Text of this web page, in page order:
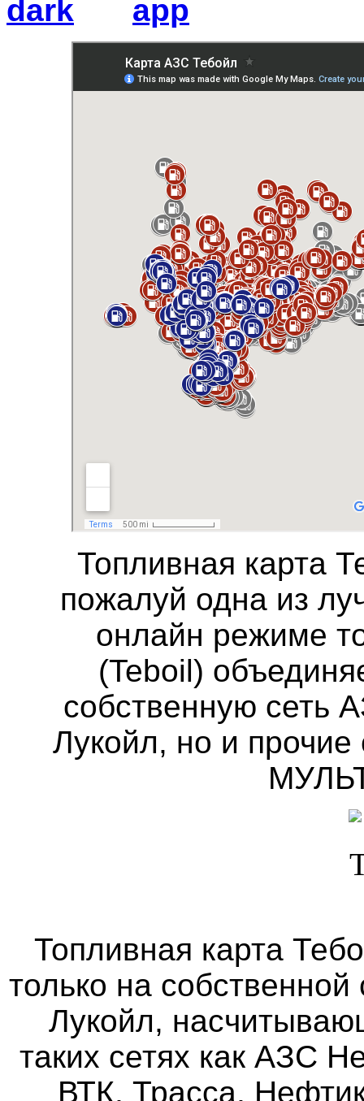
Топливная карта
пожалуй одна из
онлайн режиме
(Teboil)
собственную сеть
Лукойл, но и прочие
Топливная карта
только на
Лукойл,
таких сетях как АЗС
ВТК, Трасса,